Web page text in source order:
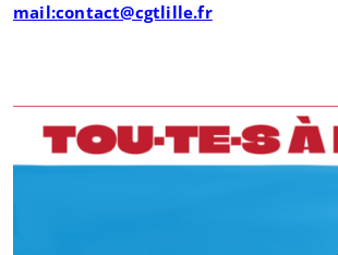
mail:contact@cgtlille.fr